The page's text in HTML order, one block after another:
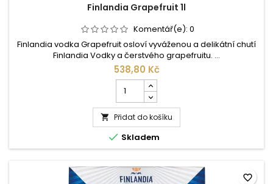
Finlandia Grapefruit 1l
Komentář(e): 0
Finlandia vodka Grapefruit osloví vyváženou a delikátní chutí
Finlandia Vodky a čerstvého grapefruitu. ...
538,80 Kč
kusů
produktu
Finlandia
Grapefruit
1l
 Přidat do košíku
 Skladem
favorite_border